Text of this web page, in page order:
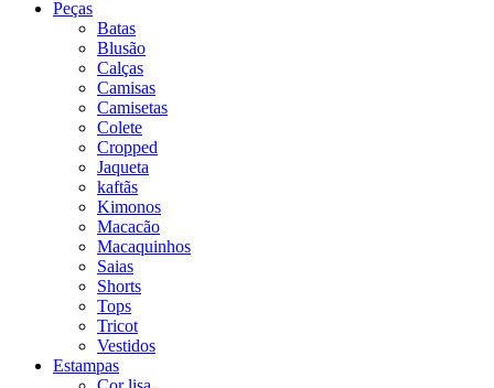
Peças
Batas
Blusão
Calças
Camisas
Camisetas
Colete
Cropped
Jaqueta
kaftãs
Kimonos
Macacão
Macaquinhos
Saias
Shorts
Tops
Tricot
Vestidos
Estampas